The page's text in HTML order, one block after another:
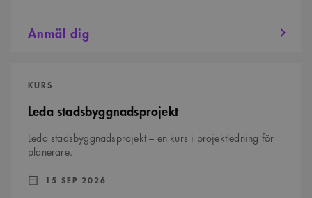
Anmäl dig
stadsbyggnadsprojekt
KURS
Leda stadsbyggnadsprojekt
Leda stadsbyggnadsprojekt – en kurs i projektledning för
planerare.
DATUM: :
15 SEP 2026